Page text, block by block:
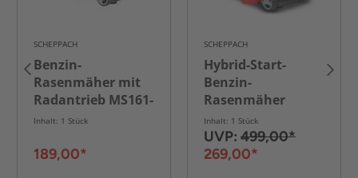
SCHEPPACH
Benzin-
Rasenmäher mit
Radantrieb MS161-
46
Inhalt: 1 Stück
189,00*
SCHEPPACH
Hybrid-Start-
Benzin-
Rasenmäher
MS150-46E SE
Inhalt: 1 Stück
UVP: 499,00*
269,00*